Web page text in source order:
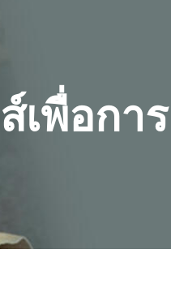
พื่อกา